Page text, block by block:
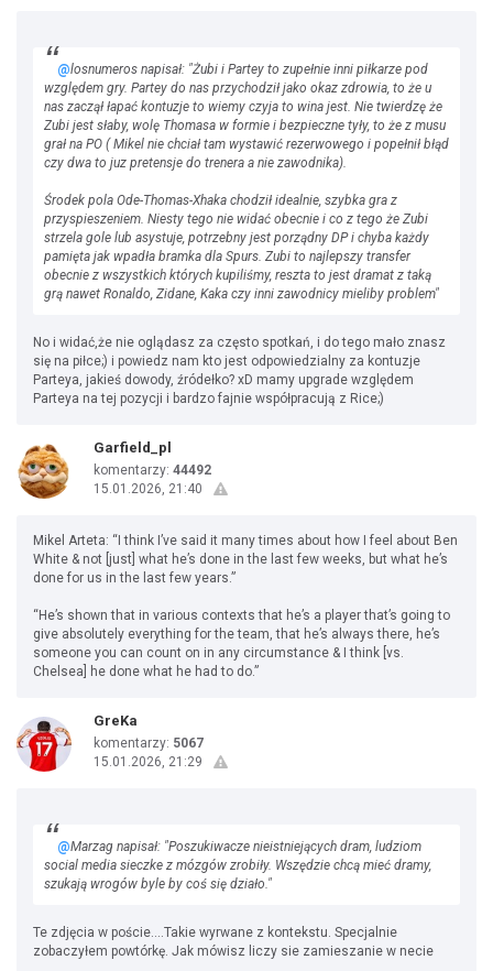
@losnumeros napisał: "Żubi i Partey to zupełnie inni piłkarze pod
względem gry. Partey do nas przychodził jako okaz zdrowia, to że u
nas zaczął łapać kontuzje to wiemy czyja to wina jest. Nie twierdzę że
Zubi jest słaby, wolę Thomasa w formie i bezpieczne tyły, to że z musu
grał na PO ( Mikel nie chciał tam wystawić rezerwowego i popełnił błąd
czy dwa to juz pretensje do trenera a nie zawodnika).
Środek pola Ode-Thomas-Xhaka chodził idealnie, szybka gra z
przyspieszeniem. Niesty tego nie widać obecnie i co z tego że Zubi
strzela gole lub asystuje, potrzebny jest porządny DP i chyba każdy
pamięta jak wpadła bramka dla Spurs. Zubi to najlepszy transfer
obecnie z wszystkich których kupiliśmy, reszta to jest dramat z taką
grą nawet Ronaldo, Zidane, Kaka czy inni zawodnicy mieliby problem"
No i widać,że nie oglądasz za często spotkań, i do tego mało znasz
się na piłce;) i powiedz nam kto jest odpowiedzialny za kontuzje
Parteya, jakieś dowody, źródełko? xD mamy upgrade względem
Parteya na tej pozycji i bardzo fajnie współpracują z Rice;)
Garfield_pl
komentarzy: 44492
15.01.2026, 21:40
Mikel Arteta: “I think I’ve said it many times about how I feel about Ben
White & not [just] what he’s done in the last few weeks, but what he’s
done for us in the last few years.”
“He’s shown that in various contexts that he’s a player that’s going to
give absolutely everything for the team, that he’s always there, he’s
someone you can count on in any circumstance & I think [vs.
Chelsea] he done what he had to do.”
GreKa
komentarzy: 5067
15.01.2026, 21:29
@Marzag napisał: "Poszukiwacze nieistniejących dram, ludziom
social media sieczke z mózgów zrobiły. Wszędzie chcą mieć dramy,
szukają wrogów byle by coś się działo."
Te zdjęcia w poście....Takie wyrwane z kontekstu. Specjalnie
zobaczyłem powtórkę. Jak mówisz liczy sie zamieszanie w necie